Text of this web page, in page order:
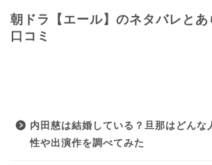
朝ドラ【エール】のネタバレとあ
口コミ
内田慈は結婚している？旦那はどんな
性や出演作を調べてみた